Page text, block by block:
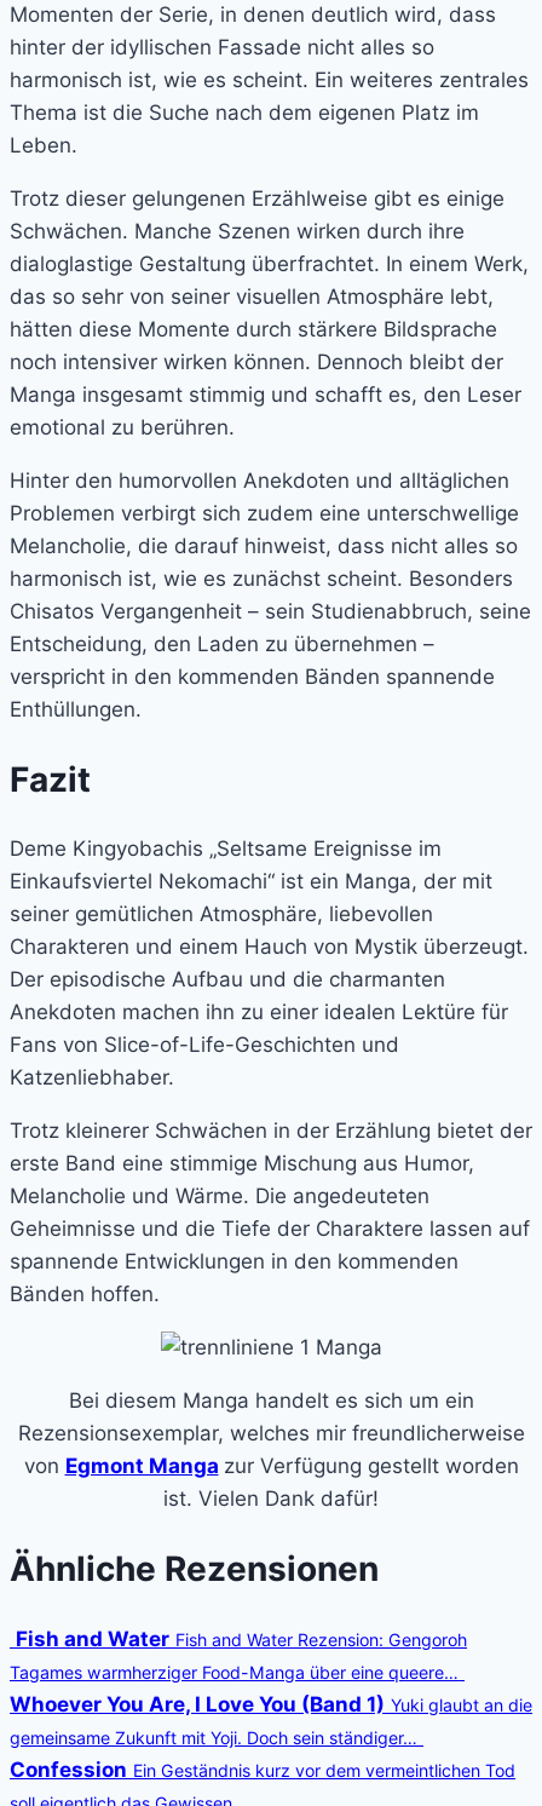
Momenten der Serie, in denen deutlich wird, dass
hinter der idyllischen Fassade nicht alles so
harmonisch ist, wie es scheint. Ein weiteres zentrales
Thema ist die Suche nach dem eigenen Platz im
Leben.
Trotz dieser gelungenen Erzählweise gibt es einige
Schwächen. Manche Szenen wirken durch ihre
dialoglastige Gestaltung überfrachtet. In einem Werk,
das so sehr von seiner visuellen Atmosphäre lebt,
hätten diese Momente durch stärkere Bildsprache
noch intensiver wirken können. Dennoch bleibt der
Manga insgesamt stimmig und schafft es, den Leser
emotional zu berühren.
Hinter den humorvollen Anekdoten und alltäglichen
Problemen verbirgt sich zudem eine unterschwellige
Melancholie, die darauf hinweist, dass nicht alles so
harmonisch ist, wie es zunächst scheint. Besonders
Chisatos Vergangenheit – sein Studienabbruch, seine
Entscheidung, den Laden zu übernehmen –
verspricht in den kommenden Bänden spannende
Enthüllungen.
Fazit
Deme Kingyobachis „Seltsame Ereignisse im
Einkaufsviertel Nekomachi“ ist ein Manga, der mit
seiner gemütlichen Atmosphäre, liebevollen
Charakteren und einem Hauch von Mystik überzeugt.
Der episodische Aufbau und die charmanten
Anekdoten machen ihn zu einer idealen Lektüre für
Fans von Slice-of-Life-Geschichten und
Katzenliebhaber.
Trotz kleinerer Schwächen in der Erzählung bietet der
erste Band eine stimmige Mischung aus Humor,
Melancholie und Wärme. Die angedeuteten
Geheimnisse und die Tiefe der Charaktere lassen auf
spannende Entwicklungen in den kommenden
Bänden hoffen.
Bei diesem Manga handelt es sich um ein
Rezensionsexemplar, welches mir freundlicherweise
von Egmont Manga zur Verfügung gestellt worden
ist. Vielen Dank dafür!
Ähnliche Rezensionen
Fish and Water Fish and Water Rezension: Gengoroh
Tagames warmherziger Food-Manga über eine queere…
Whoever You Are, I Love You (Band 1) Yuki glaubt an die
gemeinsame Zukunft mit Yoji. Doch sein ständiger…
Confession Ein Geständnis kurz vor dem vermeintlichen Tod